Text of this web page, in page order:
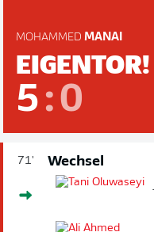
MOHAMMED MANAI
EIGENTOR!
5 :0
71' Wechsel